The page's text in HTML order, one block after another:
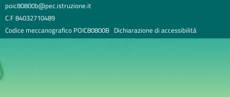
poic80800b@pec.istruzione.it
C.F 84032710489
Codice meccanografico POIC80800B Dichiarazione di accessibilità